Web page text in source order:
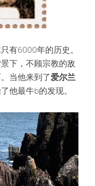
有6000年的历史。
下，不顾宗教的敌
当他来到了爱尔兰
他最牛b的发现。